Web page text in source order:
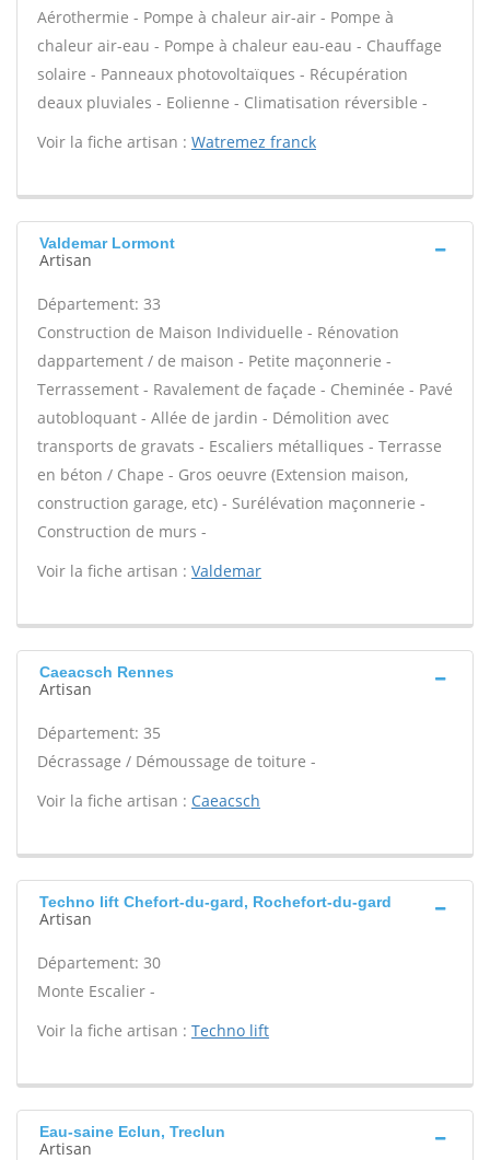
Aérothermie - Pompe à chaleur air-air - Pompe à
chaleur air-eau - Pompe à chaleur eau-eau - Chauffage
solaire - Panneaux photovoltaïques - Récupération
deaux pluviales - Eolienne - Climatisation réversible -
Voir la fiche artisan : Watremez franck
Valdemar Lormont
Artisan
Département: 33
Construction de Maison Individuelle - Rénovation
dappartement / de maison - Petite maçonnerie -
Terrassement - Ravalement de façade - Cheminée - Pavé
autobloquant - Allée de jardin - Démolition avec
transports de gravats - Escaliers métalliques - Terrasse
en béton / Chape - Gros oeuvre (Extension maison,
construction garage, etc) - Surélévation maçonnerie -
Construction de murs -
Voir la fiche artisan : Valdemar
Caeacsch Rennes
Artisan
Département: 35
Décrassage / Démoussage de toiture -
Voir la fiche artisan : Caeacsch
Techno lift Chefort-du-gard, Rochefort-du-gard
Artisan
Département: 30
Monte Escalier -
Voir la fiche artisan : Techno lift
Eau-saine Eclun, Treclun
Artisan